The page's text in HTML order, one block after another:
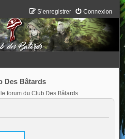
Connexion
S’enregistrer
Des Bâtards
forum du Club Des Bâtards